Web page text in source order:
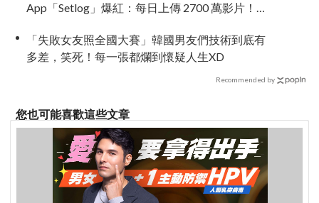
App「Setlog」爆紅：每日上傳 2700 萬影片！主
「失敗女友照全國大賽」韓國男友們技術到底有
多差，笑死！每一張都爛到懷疑人生XD
Recommended by
您也可能喜歡這些文章